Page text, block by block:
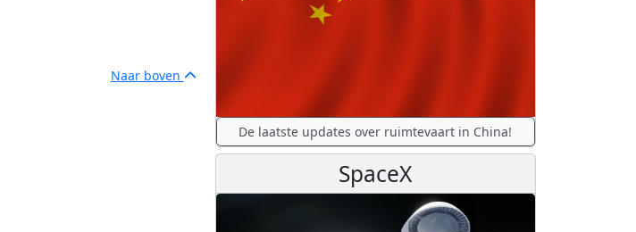
Naar boven
De laatste updates over ruimtevaart in China!
SpaceX